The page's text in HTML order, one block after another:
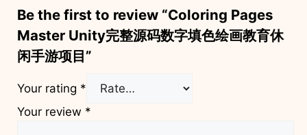
Be the first to review “Coloring Pages
Master Unity完整源码数字填色绘画教育休
闲手游项目”
Your rating *
Your review *